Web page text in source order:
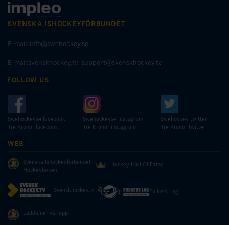
SVENSKA ISHOCKEYFÖRBUNDET
E-mail: info@swehockey.se
E-mail:svenskhockey.tv: support@svenskhockey.tv
FOLLOW US
Swehockeyse facebook
Tre Kronor facebook
Swehockeyse Instagram
Tre Kronor instagram
Swehockey twitter
Tre Kronor twitter
WEB
Svenska Ishockeyförbundet
Hockeyboken
Hockey Hall Of Fame
Svenskhockey.tv Folkets Lag
Ladda ner vår app